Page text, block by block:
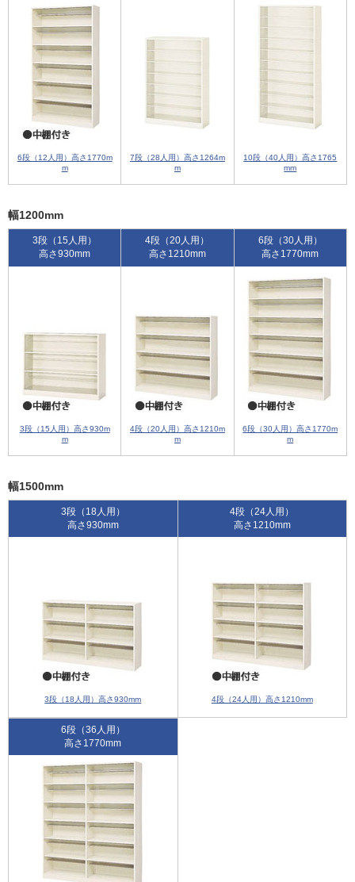
6段（12人用）高さ1770m
m
7段（28人用）高さ1264m
m
10段（40人用）高さ1765
mm
幅1200mm
3段（15人用）
高さ930mm
3段（15人用）高さ930m
m
4段（20人用）
高さ1210mm
4段（20人用）高さ1210m
m
6段（30人用）
高さ1770mm
6段（30人用）高さ1770m
m
幅1500mm
3段（18人用）
高さ930mm
3段（18人用）高さ930mm
4段（24人用）
高さ1210mm
4段（24人用）高さ1210mm
6段（36人用）
高さ1770mm